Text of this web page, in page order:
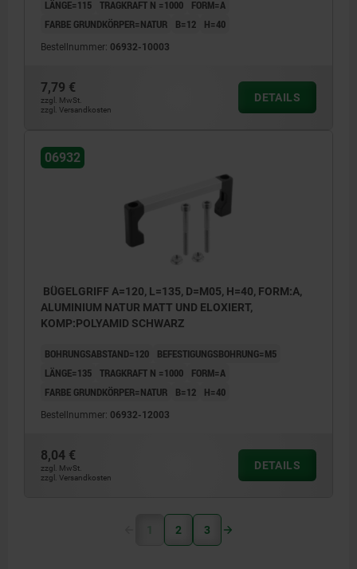
LÄNGE=115 TRAGKRAFT N =1000
FORM=A
FARBE GRUNDKÖRPER=NATUR
B=12 H=40
Bestellnummer: 06932-10003
7,79 €
zzgl. MwSt.
zzgl. Versandkosten
DETAILS
06932
BÜGELGRIFF A=120, L=135, D=M05, H=40, FORM:A,
ALUMINIUM NATUR MATT UND ELOXIERT,
KOMP:POLYAMID SCHWARZ
BOHRUNGSABSTAND=120
BEFESTIGUNGSBOHRUNG=M5
LÄNGE=135 TRAGKRAFT N =1000
FORM=A
FARBE GRUNDKÖRPER=NATUR
B=12 H=40
Bestellnummer: 06932-12003
8,04 €
zzgl. MwSt.
zzgl. Versandkosten
DETAILS
1 2 3